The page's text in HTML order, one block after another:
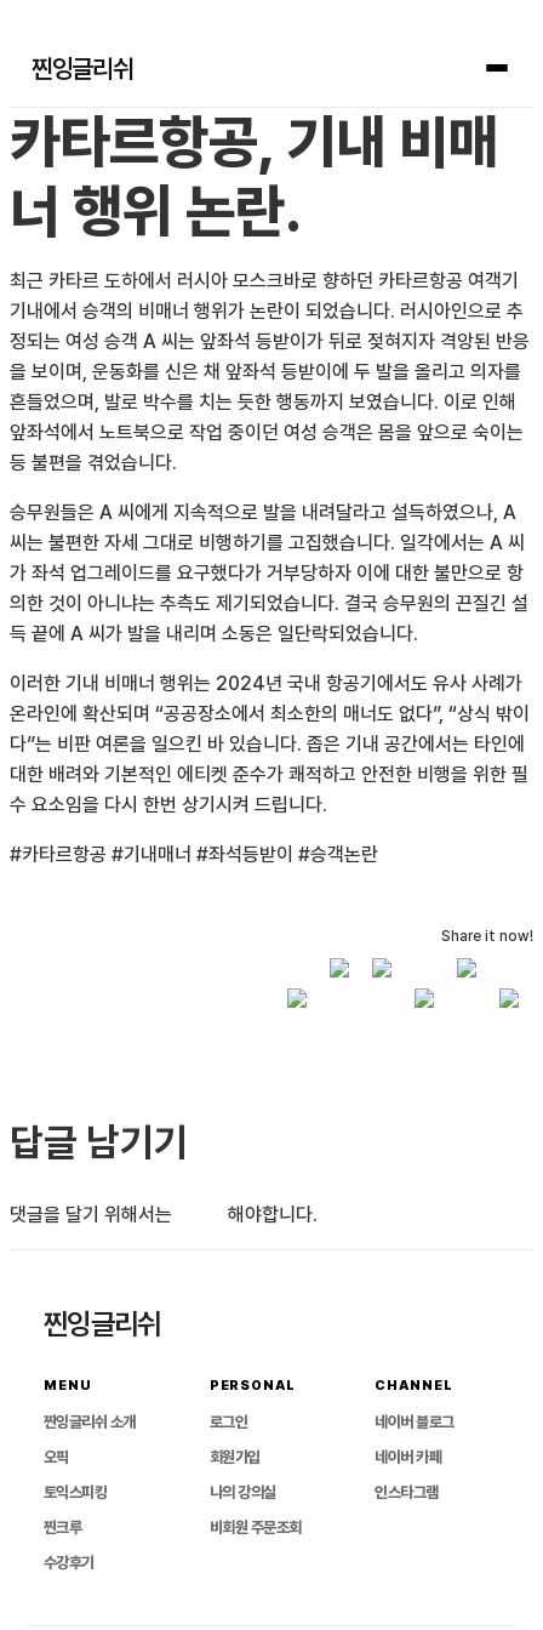
찐잉글리쉬
카타르항공, 기내 비매
너 행위 논란.
최근 카타르 도하에서 러시아 모스크바로 향하던 카타르항공 여객기
기내에서 승객의 비매너 행위가 논란이 되었습니다. 러시아인으로 추
정되는 여성 승객 A 씨는 앞좌석 등받이가 뒤로 젖혀지자 격앙된 반응
을 보이며, 운동화를 신은 채 앞좌석 등받이에 두 발을 올리고 의자를
흔들었으며, 발로 박수를 치는 듯한 행동까지 보였습니다. 이로 인해
앞좌석에서 노트북으로 작업 중이던 여성 승객은 몸을 앞으로 숙이는
등 불편을 겪었습니다.
승무원들은 A 씨에게 지속적으로 발을 내려달라고 설득하였으나, A
씨는 불편한 자세 그대로 비행하기를 고집했습니다. 일각에서는 A 씨
가 좌석 업그레이드를 요구했다가 거부당하자 이에 대한 불만으로 항
의한 것이 아니냐는 추측도 제기되었습니다. 결국 승무원의 끈질긴 설
득 끝에 A 씨가 발을 내리며 소동은 일단락되었습니다.
이러한 기내 비매너 행위는 2024년 국내 항공기에서도 유사 사례가
온라인에 확산되며 “공공장소에서 최소한의 매너도 없다”, “상식 밖이
다”는 비판 여론을 일으킨 바 있습니다. 좁은 기내 공간에서는 타인에
대한 배려와 기본적인 에티켓 준수가 쾌적하고 안전한 비행을 위한 필
수 요소임을 다시 한번 상기시켜 드립니다.
#카타르항공 #기내매너 #좌석등받이 #승객논란
Share it now!
답글 남기기
댓글을 달기 위해서는 해야합니다.
찐잉글리쉬
MENU
찐잉글리쉬 소개
오픽
토익스피킹
찐크루
수강후기
PERSONAL
로그인
회원가입
나의 강의실
비회원 주문조회
CHANNEL
네이버 블로그
네이버 카페
인스타그램